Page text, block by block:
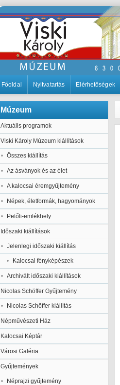
Főoldal Nyitvatartás Elérhetőségek
Múzeum
Aktuális programok
Viski Károly Múzeum kiállítások
Összes kiállítás
Az ásványok és az élet
A kalocsai éremgyűjtemény
Népek, életformák, hagyományok
Petőfi-emlékhely
Időszaki kiállítások
Jelenlegi időszaki kiállítás
Kalocsai fényképészek
Archivált időszaki kiállítások
Nicolas Schöffer Gyűjtemény
Nicolas Schöffer kiállítás
Népművészeti Ház
Kalocsai Képtár
Városi Galéria
Gyűjtemények
Néprajzi gyűjtemény